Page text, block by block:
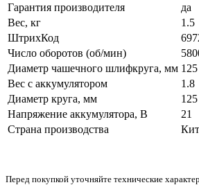
Гарантия производителя
да
Вес, кг
1.5
ШтрихКод
Число оборотов (об/мин)
Диаметр чашечного шлифкруга, мм 125
Вес с аккумулятором
1.8
Диаметр круга, мм
125
Напряжение аккумулятора, В
21
Страна производства
Перед покупкой уточняйте технические